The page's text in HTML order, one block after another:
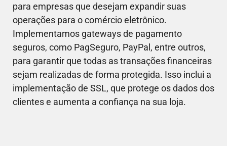
para empresas que desejam expandir suas
operações para o comércio eletrônico.
Implementamos gateways de pagamento
seguros, como PagSeguro, PayPal, entre outros,
para garantir que todas as transações financeiras
sejam realizadas de forma protegida. Isso inclui a
implementação de SSL, que protege os dados dos
clientes e aumenta a confiança na sua loja.